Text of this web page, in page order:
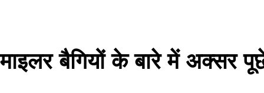
माइलर बैगियों के बारे में अक्सर